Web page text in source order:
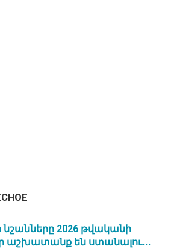
նշանները 2026 թվականի
աշխատանք են ստանալու․․․